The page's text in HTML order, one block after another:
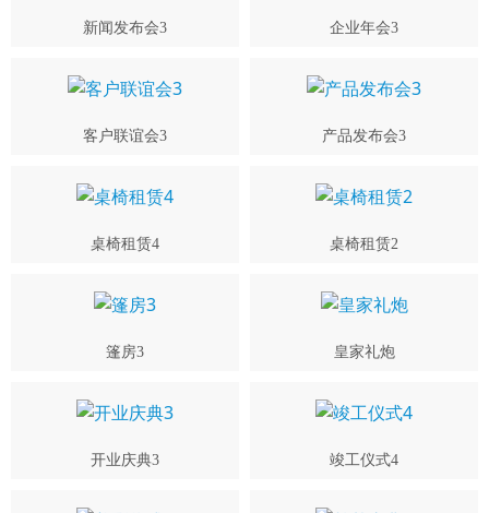
新闻发布会3 企业年会3
客户联谊会3 产品发布会3
桌椅租赁4 桌椅租赁2
篷房3 皇家礼炮
开业庆典3 竣工仪式4